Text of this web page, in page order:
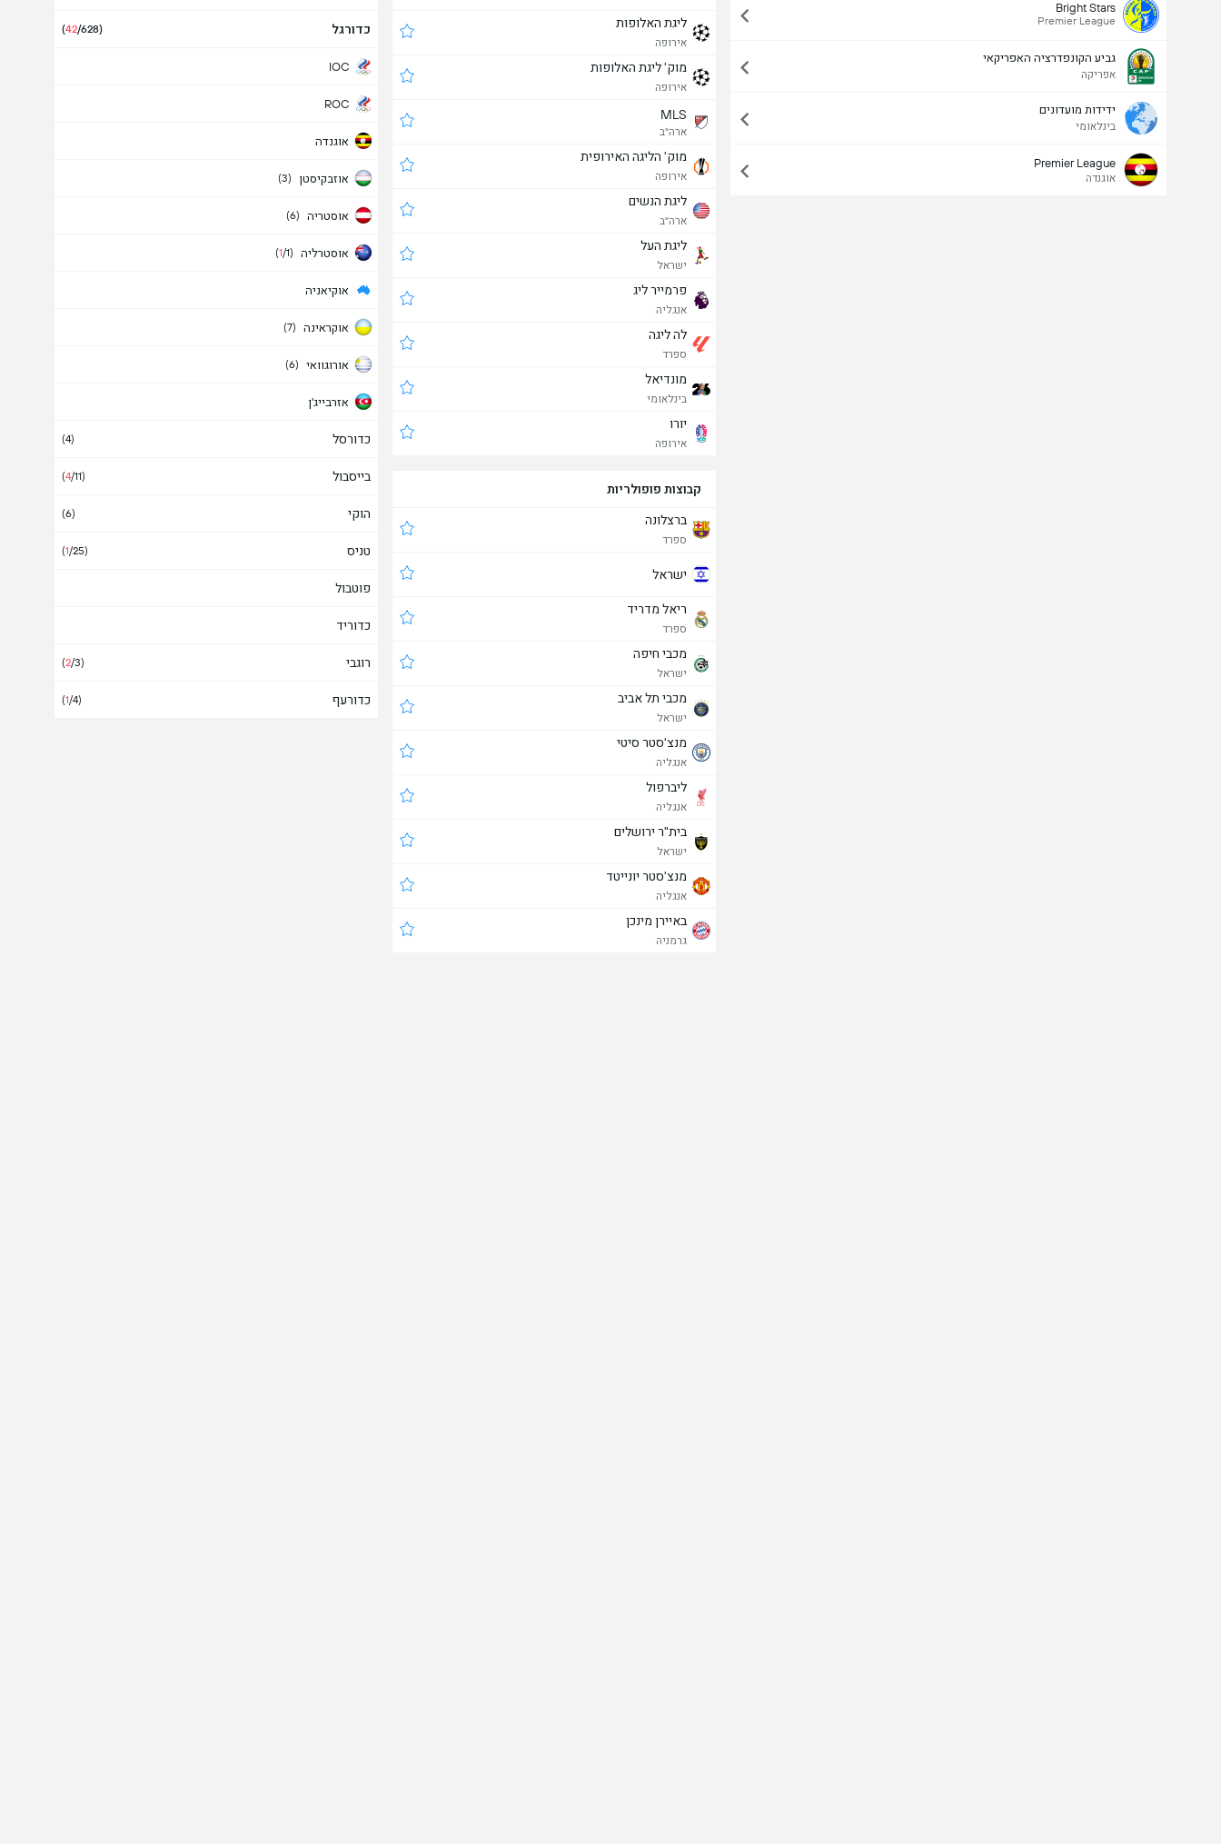
Bright Stars
Premier League
גביע הקונפדרציה האפריקאי
אפריקה
ידידות מועדונים
בינלאומי
Premier League
אוגנדה
ליגת האלופות
אירופה
מוק' ליגת האלופות
אירופה
MLS
ארה"ב
מוק' הליגה האירופית
אירופה
ליגת הנשים
ארה"ב
ליגת העל
ישראל
פרמייר ליג
אנגליה
לה ליגה
ספרד
מונדיאל
בינלאומי
יורו
אירופה
כדורגל (42/628)
IOC
ROC
אוגנדה
אוזבקיסטן (3)
אוסטריה (6)
אוסטרליה (1/1)
אוקיאניה
אוקראינה (7)
אורוגוואי (6)
אזרבייג'ן
איטליה
איי בהאמה
איי טורקס וקאיקוס
איי פארו
אינדונזיה
איסלנד
איראן
אירופה
כדורסל (4)
בייסבול (4/11)
הוקי (6)
טניס (1/25)
פוטבול
כדוריד
רוגבי (2/3)
כדורעף (1/4)
קבוצות פופולריות
ברצלונה
ספרד
ישראל
ריאל מדריד
ספרד
מכבי חיפה
ישראל
מכבי תל אביב
ישראל
מנצ'סטר סיטי
אנגליה
ליברפול
אנגליה
בית"ר ירושלים
ישראל
מנצ'סטר יונייטד
אנגליה
באיירן מינכן
גרמניה